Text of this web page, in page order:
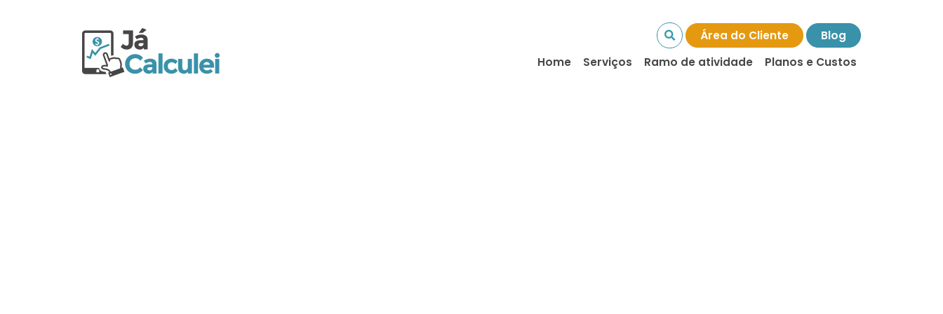
Área do Cliente
Blog
Home
Serviços Ramo de atividade Planos e Custos